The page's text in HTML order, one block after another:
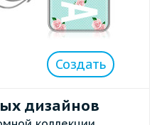
Создать
дизайнов